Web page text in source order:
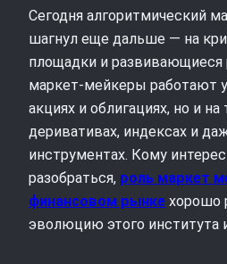
Сегодня алгоритмический
шагнул еще дальше — на
площадки и развивающиеся
маркет‑мейкеры работают
акциях и облигациях, но и на
деривативах, индексах и
инструментах. Кому
разобраться, роль маркет
финансовом рынке хорошо
эволюцию этого института